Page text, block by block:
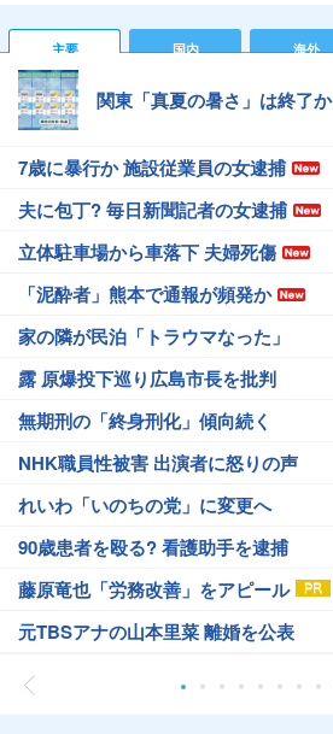
主要 国内 海外
関東「真夏の暑さ」は終了か
7歳に暴行か 施設従業員の女逮捕
夫に包丁? 毎日新聞記者の女逮捕
立体駐車場から車落下 夫婦死傷
「泥酔者」熊本で通報が頻発か
家の隣が民泊「トラウマなった」
露 原爆投下巡り広島市長を批判
無期刑の「終身刑化」傾向続く
NHK職員性被害 出演者に怒りの声
れいわ「いのちの党」に変更へ
90歳患者を殴る? 看護助手を逮捕
藤原竜也「労務改善」をアピール
元TBSアナの山本里菜 離婚を公表